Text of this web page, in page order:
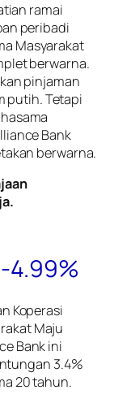
ramai
peribadi
Masyarakat
berwarna.
pinjaman
putih. Tetapi
Bank
berwarna.
4.99%
Koperasi
Maju
Bank ini
3.4%
20 tahun.